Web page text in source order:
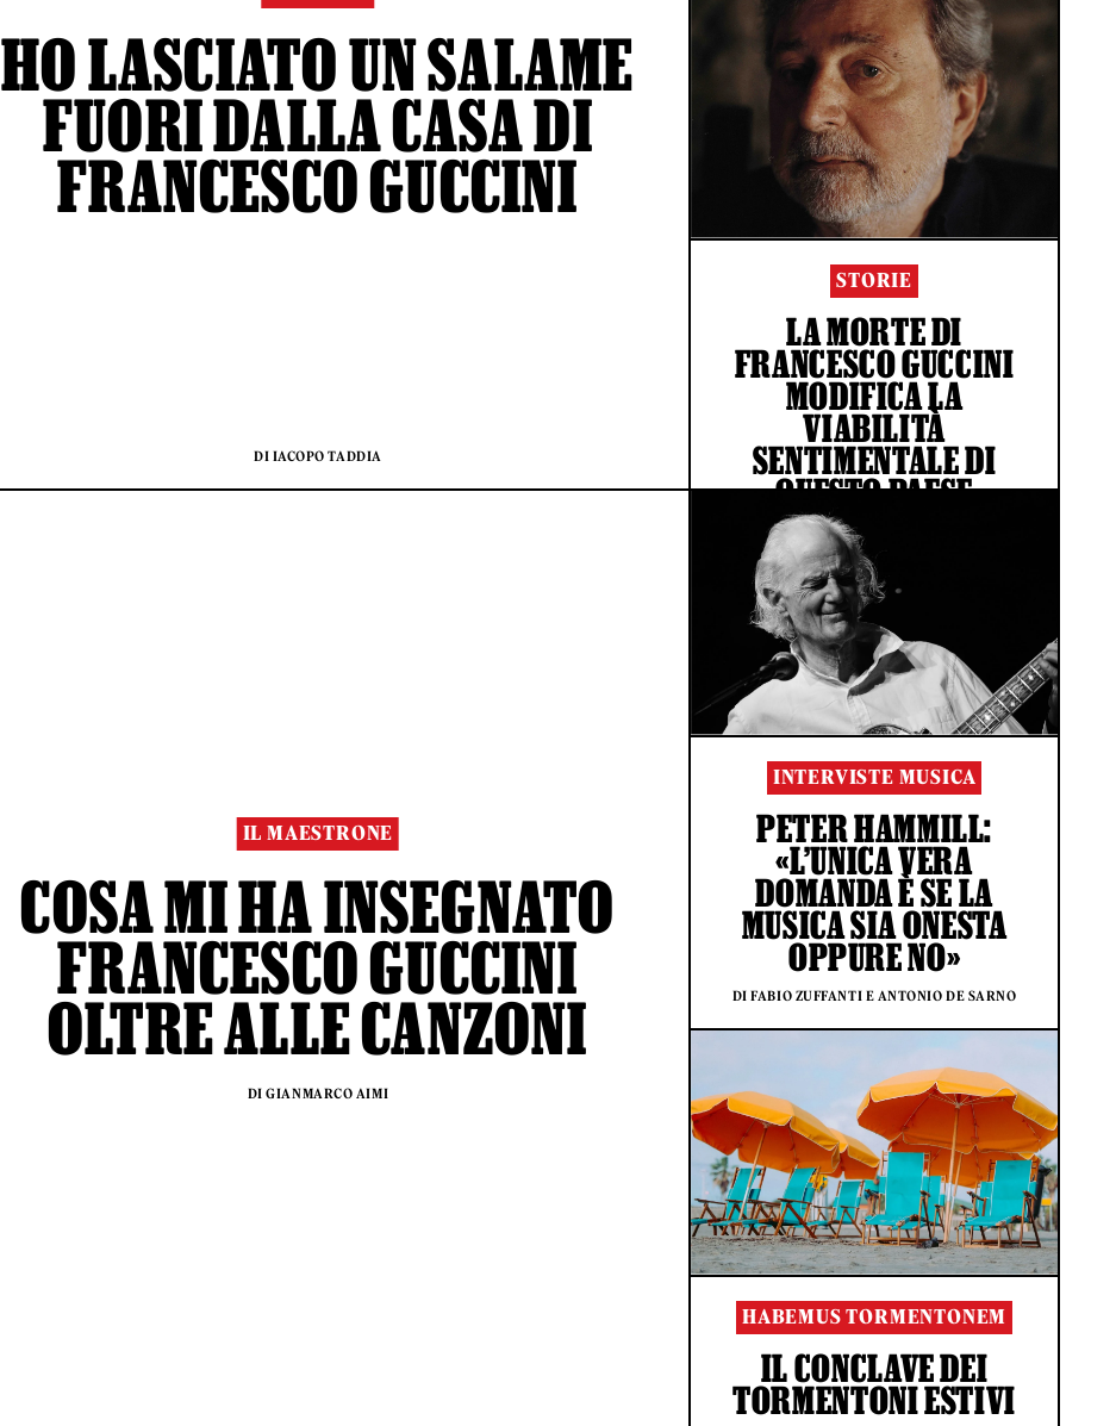
HO LASCIATO UN SALAME
FUORI DALLA CASA DI
FRANCESCO GUCCINI
DI IACOPO TADDIA
STORIE
LA MORTE DI
FRANCESCO GUCCINI
MODIFICA LA
VIABILITÀ
SENTIMENTALE DI
QUESTO PAESE
DI GIOVANNI DE STEFANO
IL MAESTRONE
COSA MI HA INSEGNATO
FRANCESCO GUCCINI
OLTRE ALLE CANZONI
DI GIANMARCO AIMI
INTERVISTE MUSICA
PETER HAMMILL:
«L’UNICA VERA
DOMANDA È SE LA
MUSICA SIA ONESTA
OPPURE NO»
DI FABIO ZUFFANTI E ANTONIO DE SARNO
HABEMUS TORMENTONEM
IL CONCLAVE DEI
TORMENTONI ESTIVI